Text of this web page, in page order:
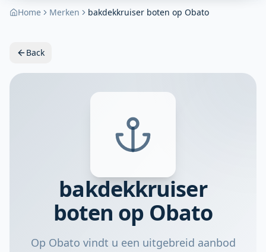
Home Merken bakdekkruiser boten op Obato
Back
bakdekkruiser
boten op Obato
Op Obato vindt u een uitgebreid aanbod